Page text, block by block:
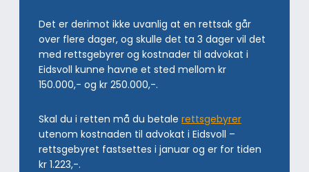
Det er derimot ikke uvanlig at en rettsak går
over flere dager, og skulle det ta 3 dager vil det
med rettsgebyrer og kostnader til advokat i
Eidsvoll kunne havne et sted mellom kr
150.000,- og kr 250.000,-.
Skal du i retten må du betale rettsgebyrer
utenom kostnaden til advokat i Eidsvoll –
rettsgebyret fastsettes i januar og er for tiden
kr 1.223,-.